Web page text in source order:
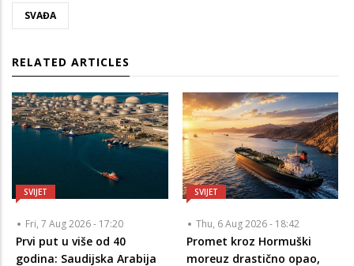
SVAĐA
RELATED ARTICLES
SVIJET
Fri, 7 Aug 2026 - 17:20
Prvi put u više od 40
godina: Saudijska Arabija
SVIJET
Thu, 6 Aug 2026 - 18:42
Promet kroz Hormuški
moreuz drastično opao,